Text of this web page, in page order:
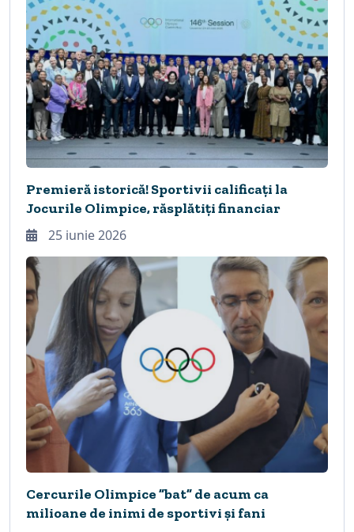
Premieră istorică! Sportivii calificați la
Jocurile Olimpice, răsplătiți financiar
25 iunie 2026
Cercurile Olimpice ”bat” de acum ca
milioane de inimi de sportivi și fani